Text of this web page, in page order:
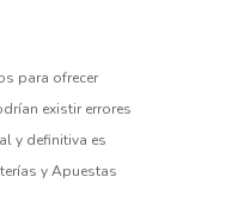
para ofrecer
existir errores
y definitiva es
y Apuestas